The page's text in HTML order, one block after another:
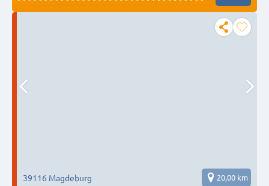
39116 Magdeburg 20,00 km